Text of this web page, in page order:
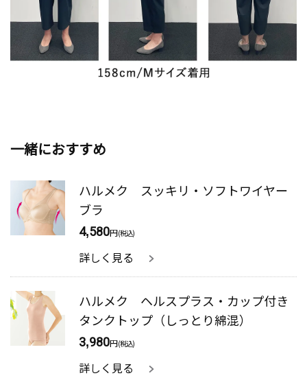
一緒におすすめ
ハルメク スッキリ・ソフトワイヤー
ブラ
4,580円(税込)
詳しく見る
ハルメク ヘルスプラス・カップ付き
タンクトップ（しっとり綿混）
3,980円(税込)
詳しく見る